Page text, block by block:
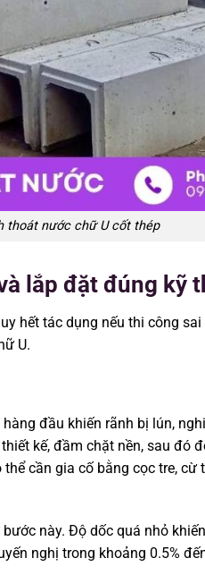
thoát nước chữ U cốt thép
lắp đặt đúng kỹ
hết tác dụng nếu thi công
U.
đầu khiến rãnh bị lún,
kế, đầm chặt nền, sau đó
cần gia cố bằng cọc tre,
này. Độ dốc quá nhỏ
nghị trong khoảng 0.5%